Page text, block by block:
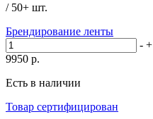
/ 50+ шт.
Брендирование ленты
- +
9950 р.
Есть в наличии
Товар сертифицирован